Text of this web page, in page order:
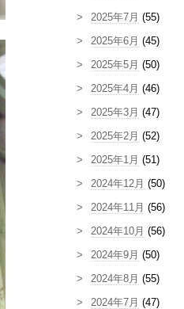
2025年7月 (55)
2025年6月 (45)
2025年5月 (50)
2025年4月 (46)
2025年3月 (47)
2025年2月 (52)
2025年1月 (51)
2024年12月 (50)
2024年11月 (56)
2024年10月 (56)
2024年9月 (50)
2024年8月 (55)
2024年7月 (47)